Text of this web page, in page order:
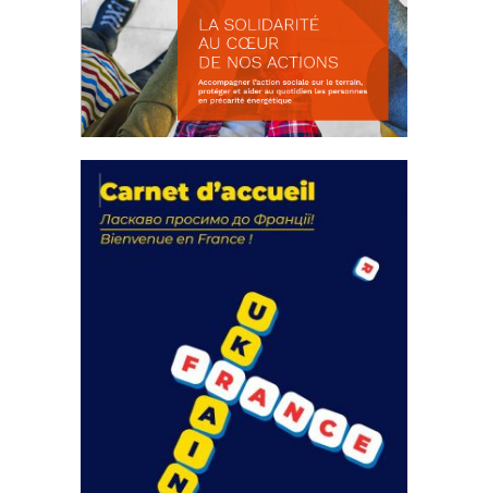
actions
18 septembre 2023
FEUILLETER